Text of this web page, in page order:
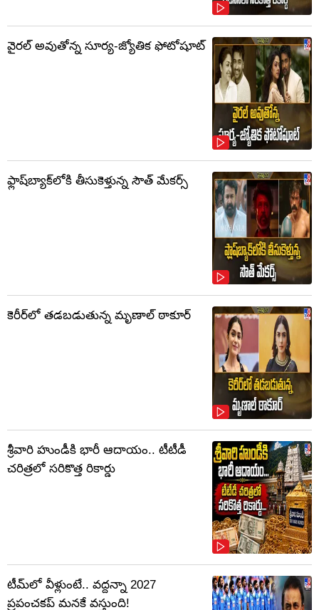
వైరల్ అవుతోన్న సూర్య-జ్యోతిక ఫోటోషూట్
ఫ్లాష్‌బ్యాక్‌లోకి తీసుకెళ్తున్న సౌత్‌ మేకర్స్‌
కెరీర్‌లో తడబడుతున్న మృణాల్ ఠాకూర్
శ్రీవారి హుండీకి భారీ ఆదాయం.. టీటీడీ
చరిత్రలో సరికొత్త రికార్డు
టీమ్‌లో వీళ్లుంటే.. వద్దన్నా 2027
ప్రపంచకప్‌ మనకే వస్తుంది!